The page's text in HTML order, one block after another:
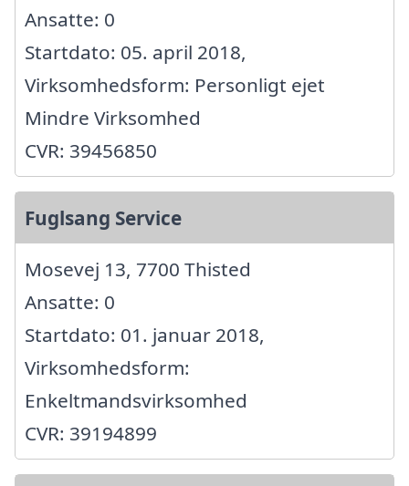
Ansatte: 0
Startdato: 05. april 2018,
Virksomhedsform: Personligt ejet
Mindre Virksomhed
CVR: 39456850
Fuglsang Service
Mosevej 13, 7700 Thisted
Ansatte: 0
Startdato: 01. januar 2018,
Virksomhedsform:
Enkeltmandsvirksomhed
CVR: 39194899